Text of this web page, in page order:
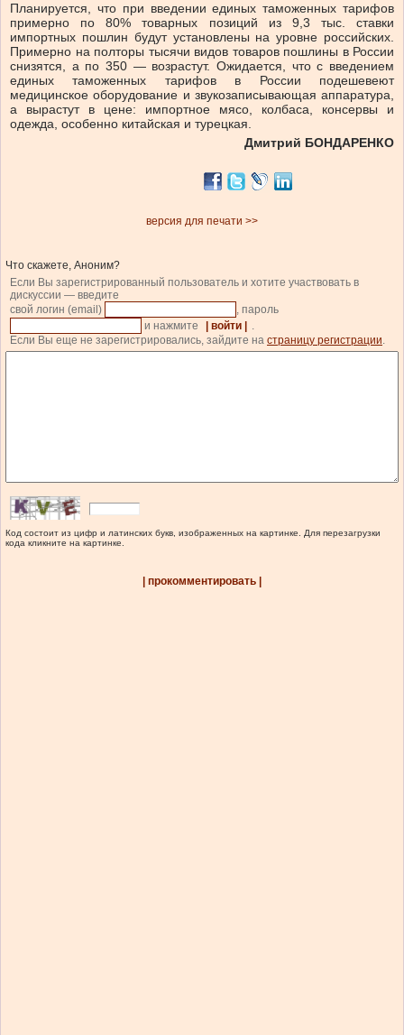
Планируется, что при введении единых таможенных тарифов
примерно по 80% товарных позиций из 9,3 тыс. ставки
импортных пошлин будут установлены на уровне российских.
Примерно на полторы тысячи видов товаров пошлины в России
снизятся, а по 350 — возрастут. Ожидается, что с введением
единых таможенных тарифов в России подешевеют
медицинское оборудование и звукозаписывающая аппаратура,
а вырастут в цене: импортное мясо, колбаса, консервы и
одежда, особенно китайская и турецкая.
Дмитрий БОНДАРЕНКО
версия для печати >>
Что скажете, Аноним?
Если Вы зарегистрированный пользователь и хотите участвовать в
дискуссии — введите
свой логин (email)
, пароль
и нажмите
| войти |
.
Если Вы еще не зарегистрировались, зайдите на страницу регистрации.
Код состоит из цифр и латинских букв, изображенных на картинке. Для перезагрузки
кода кликните на картинке.
| прокомментировать |